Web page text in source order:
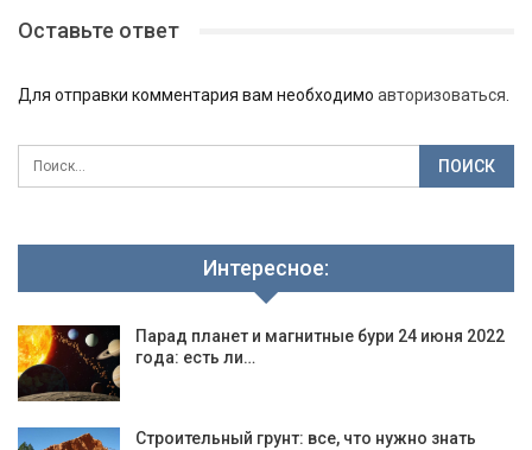
Оставьте ответ
Для отправки комментария вам необходимо авторизоваться.
Интересное:
Парад планет и магнитные бури 24 июня 2022
года: есть ли…
Строительный грунт: все, что нужно знать